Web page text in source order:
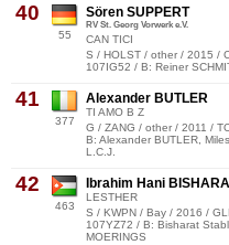
40
55
Sören SUPPERT
RV St. Georg Vorwerk e.V.
CAN TICI
S / HOLST / other / 2015 /
107IG52 / B: Reiner
41
377
Alexander BUTLER
TI AMO B Z
G / ZANG / other / 2011 /
B: Alexander BUTLER,
L.C.J.
42
463
Ibrahim Hani
LESTHER
S / KWPN / Bay / 2016 /
107YZ72 / B: Bisharat
MOERINGS